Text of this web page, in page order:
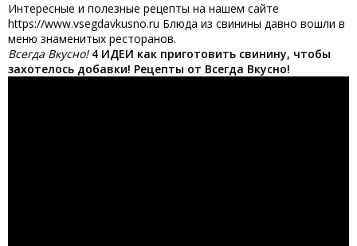
Интересные и полезные рецепты на нашем сайте
https://www.vsegdavkusno.ru Блюда из свинины давно вошли в
меню знаменитых ресторанов.
Всегда Вкусно! 4 ИДЕИ как приготовить свинину, чтобы
захотелось добавки! Рецепты от Всегда Вкусно!